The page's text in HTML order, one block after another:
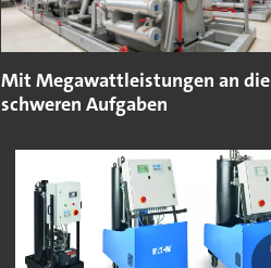
Mit Megawattleistungen an die
schweren Aufgaben